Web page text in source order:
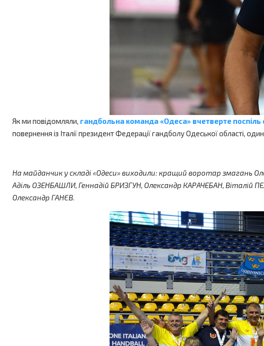
Як ми повідомляли, гандбольна команда «Одеса» вчетверте
повернення із Італії президент Федерації гандболу Одеської
На майданчик у складі «Одеси» виходили: кращий воротар
Аділь ОЗЕНБАШЛИ, Геннадій БРИЗГУН, Олександр КАРАЧЕБАН,
Олександр ГАНЄВ.